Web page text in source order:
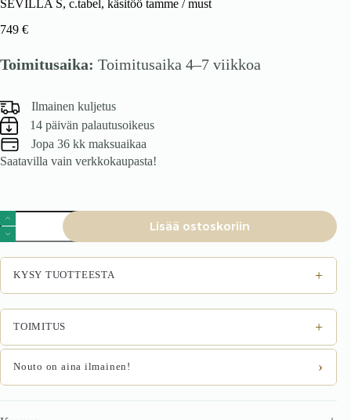
SEVILLA S, c.tabel, käsitöö tamme / must
749 €
Toimitusaika: Toimitusaika 4–7 viikkoa
Ilmainen kuljetus
14 päivän palautusoikeus
Jopa 36 kk maksuaikaa
Saatavilla vain verkkokaupasta!
SEVILLA
S,
c.tabel,
käsitöö
tamme
must
määrä
Lisää ostoskoriin
KYSY TUOTTEESTA +
TOIMITUS +
Nouto on aina ilmainen! ›